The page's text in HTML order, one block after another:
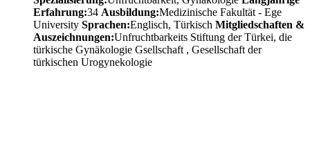
Erfahrung:34 Ausbildung:Medizinische Fakultät - Ege
University Sprachen:Englisch, Türkisch Mitgliedschaften &
Auszeichnungen:Unfruchtbarkeits Stiftung der Türkei, die
türkische Gynäkologie Gsellschaft , Gesellschaft der
türkischen Urogynekologie